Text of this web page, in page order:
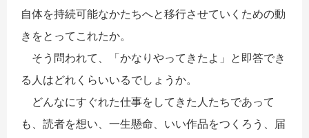
自体を持続可能なかたちへと移行させていくための動
きをとってこれたか。
そう問われて、「かなりやってきたよ」と即答でき
る人はどれくらいいるでしょうか。
どんなにすぐれた仕事をしてきた人たちであって
も、読者を想い、一生懸命、いい作品をつくろう、届